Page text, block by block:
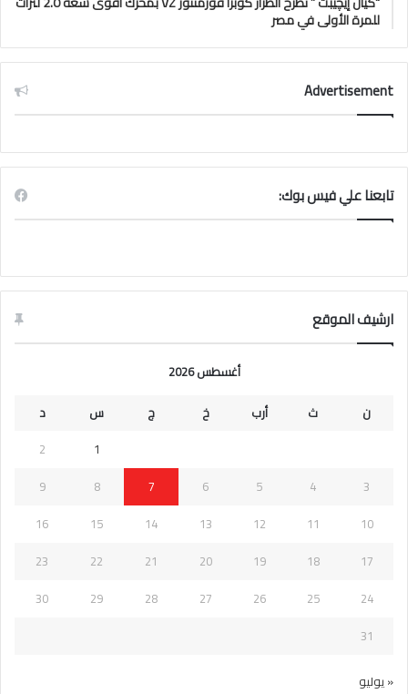
للمرة الأولى في مصر
Advertisement
تابعنا علي فيس بوك:
ارشيف الموقع
أغسطس 2026
ن
ث أرب خ ج س
د
1
2
3
4
5
6
7
8
9
10
11
12
13
14
15
16
17
18
19
20
21
22
23
24
25
26
27
28
29
30
31
« يوليو